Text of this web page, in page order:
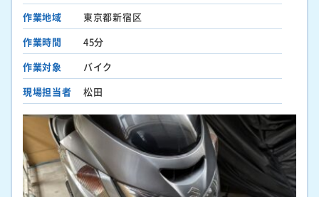
作業地域
東京都新宿区
作業時間
45分
作業対象
バイク
現場担当者
松田